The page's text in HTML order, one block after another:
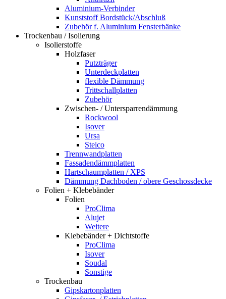
Aluminium-Verbinder
Kunststoff Bordstück/Abschluß
Zubehör f. Aluminium Fensterbänke
Trockenbau / Isolierung
Isolierstoffe
Holzfaser
Putzträger
Unterdeckplatten
flexible Dämmung
Trittschallplatten
Zubehör
Zwischen- / Untersparrendämmung
Rockwool
Isover
Ursa
Steico
Trennwandplatten
Fassadendämmplatten
Hartschaumplatten / XPS
Dämmung Dachboden / obere Geschossdecke
Folien + Klebebänder
Folien
ProClima
Alujet
Weitere
Klebebänder + Dichtstoffe
ProClima
Isover
Soudal
Sonstige
Trockenbau
Gipskartonplatten